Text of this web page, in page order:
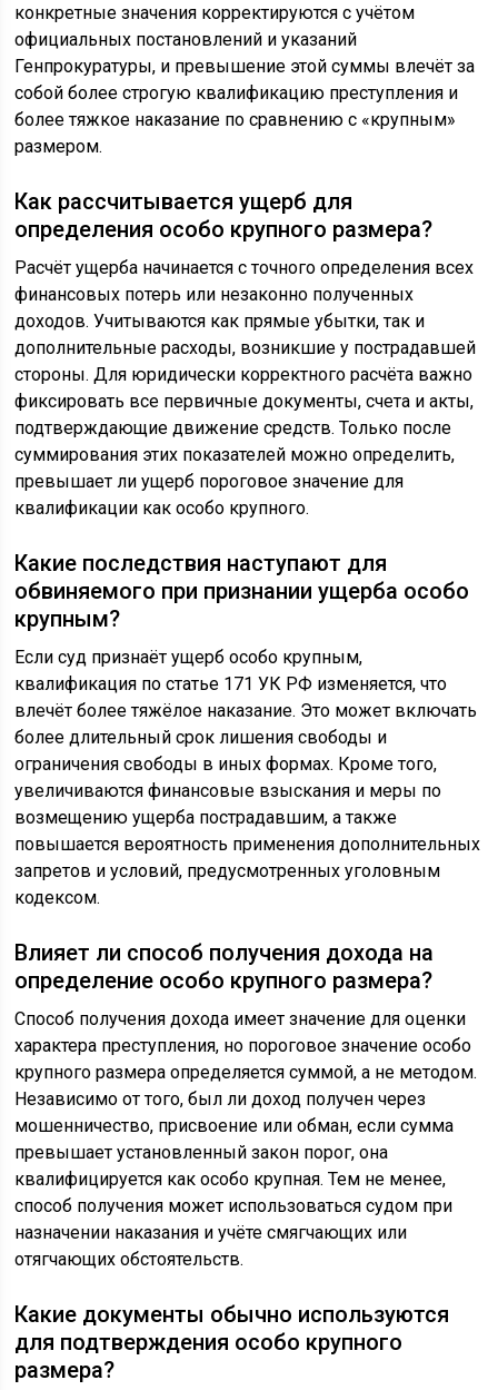
конкретные значения корректируются с учётом
официальных постановлений и указаний
Генпрокуратуры, и превышение этой суммы влечёт за
собой более строгую квалификацию преступления и
более тяжкое наказание по сравнению с «крупным»
размером.
Как рассчитывается ущерб для
определения особо крупного размера?
Расчёт ущерба начинается с точного определения всех
финансовых потерь или незаконно полученных
доходов. Учитываются как прямые убытки, так и
дополнительные расходы, возникшие у пострадавшей
стороны. Для юридически корректного расчёта важно
фиксировать все первичные документы, счета и акты,
подтверждающие движение средств. Только после
суммирования этих показателей можно определить,
превышает ли ущерб пороговое значение для
квалификации как особо крупного.
Какие последствия наступают для
обвиняемого при признании ущерба особо
крупным?
Если суд признаёт ущерб особо крупным,
квалификация по статье 171 УК РФ изменяется, что
влечёт более тяжёлое наказание. Это может включать
более длительный срок лишения свободы и
ограничения свободы в иных формах. Кроме того,
увеличиваются финансовые взыскания и меры по
возмещению ущерба пострадавшим, а также
повышается вероятность применения дополнительных
запретов и условий, предусмотренных уголовным
кодексом.
Влияет ли способ получения дохода на
определение особо крупного размера?
Способ получения дохода имеет значение для оценки
характера преступления, но пороговое значение особо
крупного размера определяется суммой, а не методом.
Независимо от того, был ли доход получен через
мошенничество, присвоение или обман, если сумма
превышает установленный закон порог, она
квалифицируется как особо крупная. Тем не менее,
способ получения может использоваться судом при
назначении наказания и учёте смягчающих или
отягчающих обстоятельств.
Какие документы обычно используются
для подтверждения особо крупного
размера?